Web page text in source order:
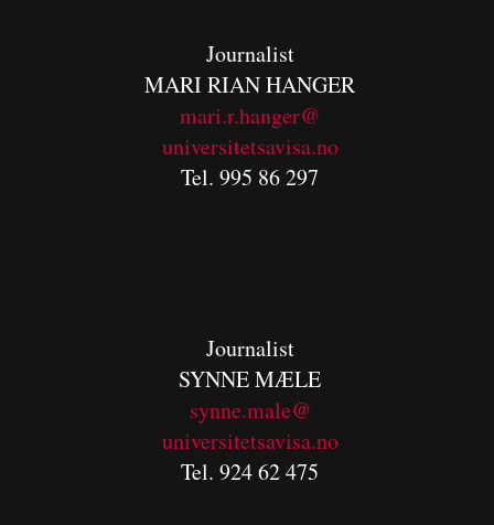
Journalist
MARI RIAN HANGER
mari.r.hanger@
universitetsavisa.no
Tel. 995 86 297
Journalist
SYNNE MÆLE
synne.male@
universitetsavisa.no
Tel. 924 62 475